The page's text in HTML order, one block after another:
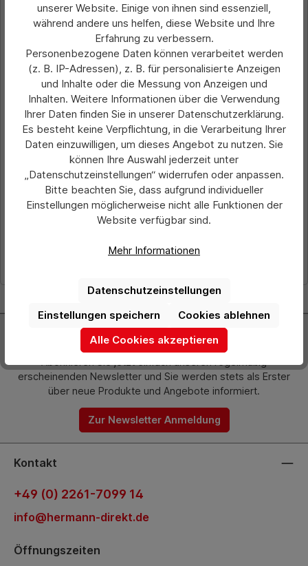
Durchschnittliche Bewertung von 0 von 5 Sternen
Aufkleber DIN A4 hoch (21,0 cm x 29,7
cm)
ab 0,84 €
Preise exkl. MwSt. zzgl. Versandkosten
Details
Newsletter
erscheinenden Newsletter und Sie werden stets als Erster
über neue Produkte und Angebote informiert.
Zur Newsletter Anmeldung
Kontakt
+49 (0) 2261-7099 14
info@hermann-direkt.de
Öffnungszeiten
unserer Website. Einige von ihnen sind essenziell,
während andere uns helfen, diese Website und Ihre
Erfahrung zu verbessern.
Personenbezogene Daten können verarbeitet werden
(z. B. IP-Adressen), z. B. für personalisierte Anzeigen
und Inhalte oder die Messung von Anzeigen und
Inhalten. Weitere Informationen über die Verwendung
Ihrer Daten finden Sie in unserer Datenschutzerklärung.
Es besteht keine Verpflichtung, in die Verarbeitung Ihrer
Daten einzuwilligen, um dieses Angebot zu nutzen. Sie
können Ihre Auswahl jederzeit unter
„Datenschutzeinstellungen“ widerrufen oder anpassen.
Bitte beachten Sie, dass aufgrund individueller
Einstellungen möglicherweise nicht alle Funktionen der
Website verfügbar sind.
Mehr Informationen
Datenschutzeinstellungen
Cookies ablehnen
Einstellungen speichern
Alle Cookies akzeptieren